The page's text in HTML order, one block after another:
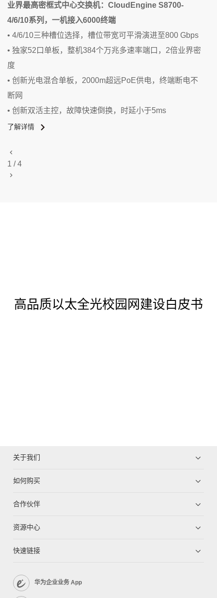
业界最高密框式中心交换机：CloudEngine S8700-
4/6/10系列，一机接入6000终端
• 4/6/10三种槽位选择，槽位带宽可平滑演进至800 Gbps
• 独家52口单板，整机384个万兆多速率端口，2倍业界密
度
• 创新光电混合单板，2000m超远PoE供电，终端断电不
断网
• 创新双活主控，故障快速倒换，时延小于5ms
了解详情
1 /4
高品质以太全光校园网建设白皮书
关于我们
如何购买
合作伙伴
资源中心
快速链接
华为企业业务 App